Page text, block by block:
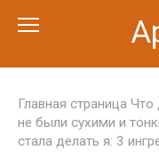
Главная страница Что
не были сухими и
стала делать я: 3